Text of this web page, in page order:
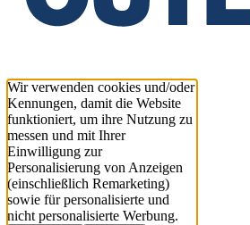
Wir verwenden cookies und/oder
Kennungen, damit die Website
funktioniert, um ihre Nutzung zu
messen und mit Ihrer
Einwilligung zur
Personalisierung von Anzeigen
(einschließlich Remarketing)
sowie für personalisierte und
nicht personalisierte Werbung.